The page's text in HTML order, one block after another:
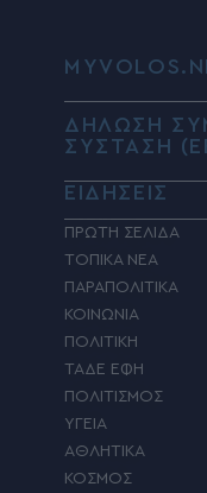
ΔΗΛΩΣΗ
ΣΥΣΤΑΣΗ
ΕΙΔΗΣΕΙΣ
ΠΡΩΤΗ ΣΕΛΙΔΑ
ΤΟΠΙΚΑ ΝΕΑ
ΠΑΡΑΠΟΛΙΤΙΚΑ
ΚΟΙΝΩΝΙΑ
ΠΟΛΙΤΙΚΗ
ΤΑΔΕ ΕΦΗ
ΠΟΛΙΤΙΣΜΟΣ
ΥΓΕΙΑ
ΑΘΛΗΤΙΚΑ
ΚΟΣΜΟΣ